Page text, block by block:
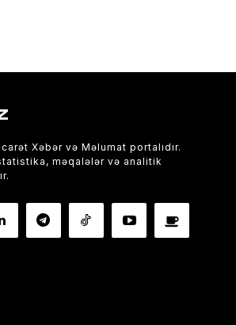
Xəbər və Məlumat portalıdır.
məqalələr və analitik